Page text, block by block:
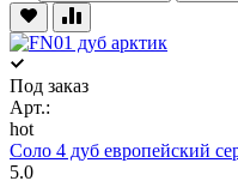
Под заказ
Арт.:
hot
Соло 4 дуб европейский
5.0